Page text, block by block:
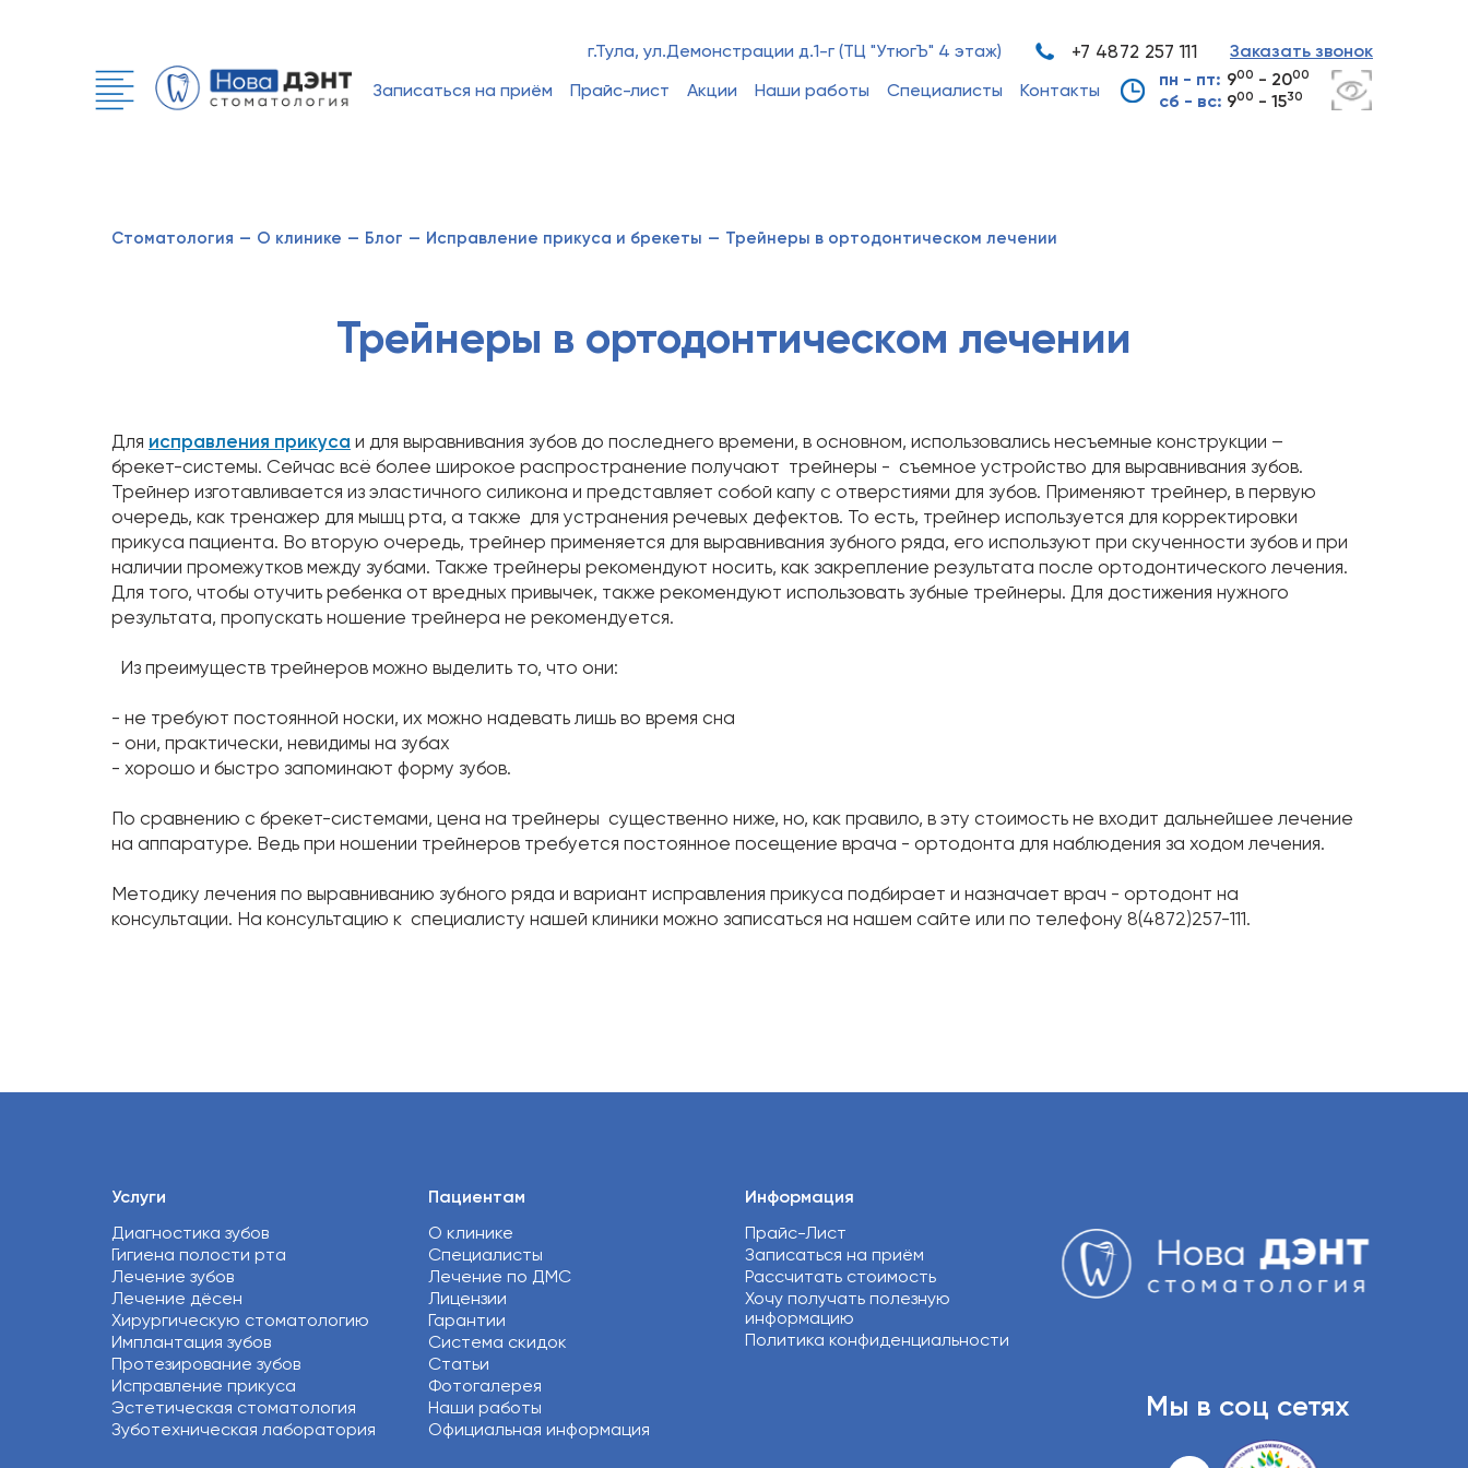
Записаться на приём Прайс-лист Акции Наши работы Специалисты Контакты
пн - пт: 900 - 2000
сб - вс: 900 - 1530
+7 4872 257 111 Заказать звонок
г.Тула, ул.Демонстрации д.1-г (ТЦ "УтюгЪ" 4 этаж)
Стоматология — О клинике — Блог — Исправление прикуса и брекеты — Трейнеры в ортодонтическом лечении
Трейнеры в ортодонтическом лечении
Для исправления прикуса и для выравнивания зубов до последнего времени, в основном, использовались несъемные конструкции –
брекет-системы. Сейчас всё более широкое распространение получают трейнеры - съемное устройство для выравнивания зубов.
Трейнер изготавливается из эластичного силикона и представляет собой капу с отверстиями для зубов. Применяют трейнер, в первую
очередь, как тренажер для мышц рта, а также для устранения речевых дефектов. То есть, трейнер используется для корректировки
прикуса пациента. Во вторую очередь, трейнер применяется для выравнивания зубного ряда, его используют при скученности зубов и при
наличии промежутков между зубами. Также трейнеры рекомендуют носить, как закрепление результата после ортодонтического лечения.
Для того, чтобы отучить ребенка от вредных привычек, также рекомендуют использовать зубные трейнеры. Для достижения нужного
результата, пропускать ношение трейнера не рекомендуется.
Из преимуществ трейнеров можно выделить то, что они:
- не требуют постоянной носки, их можно надевать лишь во время сна
- они, практически, невидимы на зубах
- хорошо и быстро запоминают форму зубов.
По сравнению с брекет-системами, цена на трейнеры существенно ниже, но, как правило, в эту стоимость не входит дальнейшее лечение
на аппаратуре. Ведь при ношении трейнеров требуется постоянное посещение врача - ортодонта для наблюдения за ходом лечения.
Методику лечения по выравниванию зубного ряда и вариант исправления прикуса подбирает и назначает врач - ортодонт на
консультации. На консультацию к специалисту нашей клиники можно записаться на нашем сайте или по телефону 8(4872)257-111.
Услуги
Диагностика зубов
Гигиена полости рта
Лечение зубов
Лечение дёсен
Хирургическую стоматологию
Имплантация зубов
Протезирование зубов
Исправление прикуса
Эстетическая стоматология
Зуботехническая лаборатория
Пациентам
О клинике
Специалисты
Лечение по ДМС
Лицензии
Гарантии
Система скидок
Статьи
Фотогалерея
Наши работы
Официальная информация
Информация
Прайс-Лист
Записаться на приём
Рассчитать стоимость
Хочу получать полезную
информацию
Политика конфиденциальности
Мы в соц сетях